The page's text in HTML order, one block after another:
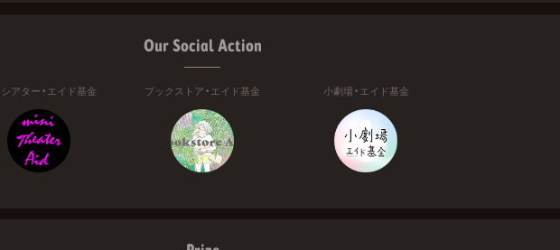
Our Social Action
アター・エイド基金 ブックストア・エイド基金 小劇場・エイド基金